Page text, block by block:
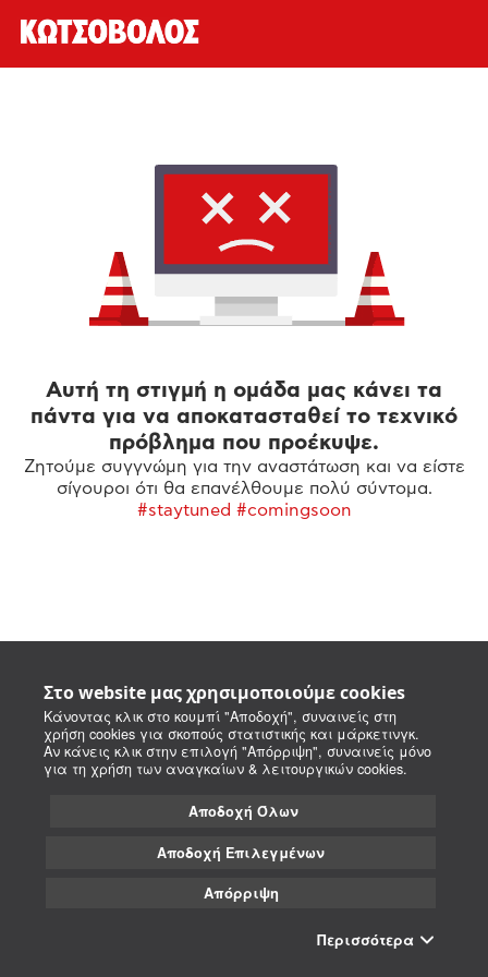
Στο website μας χρησιμοποιούμε cookies
Κάνοντας κλικ στο κουμπί "Αποδοχή", συναινείς στη
χρήση cookies για σκοπούς στατιστικής και μάρκετινγκ.
Αν κάνεις κλικ στην επιλογή "Απόρριψη", συναινείς μόνο
για τη χρήση των αναγκαίων & λειτουργικών cookies.
Αποδοχή Όλων
Αποδοχή Επιλεγμένων
Απόρριψη
Περισσότερα
Αυτή τη στιγμή η ομάδα μας κάνει τα
πάντα για να αποκατασταθεί το τεχνικό
πρόβλημα που προέκυψε.
Ζητούμε συγγνώμη για την αναστάτωση και να είστε
σίγουροι ότι θα επανέλθουμε πολύ σύντομα.
#staytuned #comingsoon